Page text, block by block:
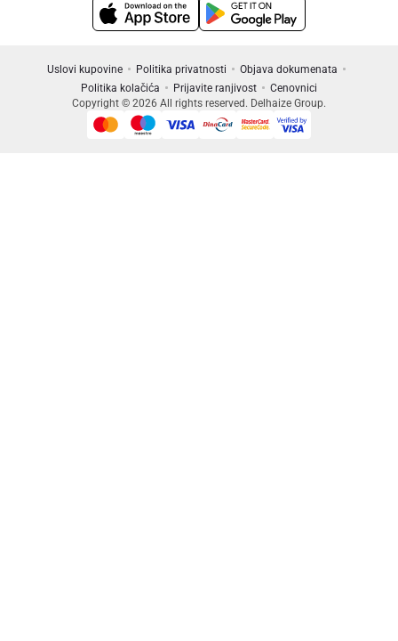
Uslovi kupovine Politika privatnosti
Objava dokumenata
Politika kolačića
Prijavite ranjivost
Cenovnici
Copyright © 2026 All rights reserved. Delhaize Group.